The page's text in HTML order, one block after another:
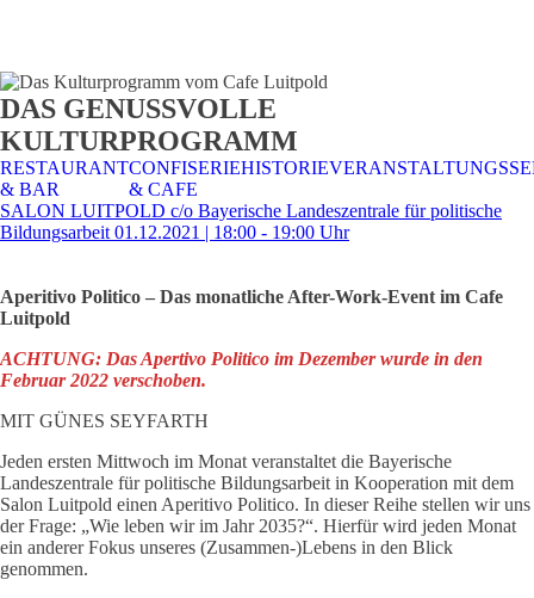
CAFE &
RESTAURANT
TISCHRESERVIERUNG
& KARTE
TISCHRESERVIERUNG
& SPEISEKARTE
DAS GENUSSVOLLE
KULTURPROGRAMM
RESTAURANT
& BAR
CONFISERIE
& CAFE
HISTORIE
SALON LUITPOLD c/o Bayerische Landeszentrale für politische
Bildungsarbeit 01.12.2021 | 18:00 - 19:00 Uhr
Aperitivo Politico – Das monatliche After-Work-Event im Cafe
Luitpold
ACHTUNG: Das Apertivo Politico im Dezember wurde in den
Februar 2022 verschoben.
MIT GÜNES SEYFARTH
Jeden ersten Mittwoch im Monat veranstaltet die Bayerische
Landeszentrale für politische Bildungsarbeit in Kooperation mit dem
Salon Luitpold einen Aperitivo Politico. In dieser Reihe stellen wir uns
der Frage: „Wie leben wir im Jahr 2035?“. Hierfür wird jeden Monat
ein anderer Fokus unseres (Zusammen-)Lebens in den Blick
genommen.